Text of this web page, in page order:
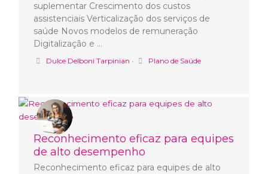
suplementar Crescimento dos custos
assistenciais Verticalização dos serviços de
saúde Novos modelos de remuneração
Digitalização e …
Dulce Delboni Tarpinian • Plano de Saúde
Reconhecimento eficaz para equipes
de alto desempenho
Reconhecimento eficaz para equipes de alto